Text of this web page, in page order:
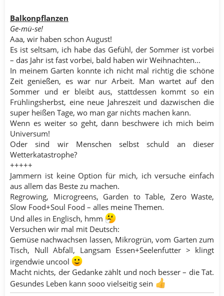
Balkonpflanzen
Ge-mü-se!
Aaa, wir haben schon August!
Es ist seltsam, ich habe das Gefühl, der Sommer ist vorbei
– das Jahr ist fast vorbei, bald haben wir Weihnachten...
In meinem Garten konnte ich nicht mal richtig die schöne
Zeit genießen, es war nur Arbeit. Man wartet auf den
Sommer und er bleibt aus, stattdessen kommt so ein
Frühlingsherbst, eine neue Jahreszeit und dazwischen die
super heißen Tage, wo man gar nichts machen kann.
Wenn es weiter so geht, dann beschwere ich mich beim
Universum!
Oder sind wir Menschen selbst schuld an dieser
Wetterkatastrophe?
+++++
Jammern ist keine Option für mich, ich versuche einfach
aus allem das Beste zu machen.
Regrowing, Microgreens, Garden to Table, Zero Waste,
Slow Food+Soul Food – alles meine Themen.
Und alles in Englisch, hmm
Versuchen wir mal mit Deutsch:
Gemüse nachwachsen lassen, Mikrogrün, vom Garten zum
Tisch, Null Abfall, Langsam Essen+Seelenfutter > klingt
irgendwie uncool
Macht nichts, der Gedanke zählt und noch besser – die Tat.
Gesundes Leben kann sooo vielseitig sein